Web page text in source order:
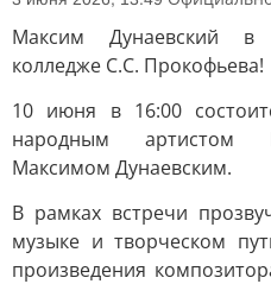
Максим Дунаевский в
колледже С.С. Прокофьева!
10 июня в 16:00
народным артистом
Максимом Дунаевским.
В рамках встречи
музыке и творческом
произведения